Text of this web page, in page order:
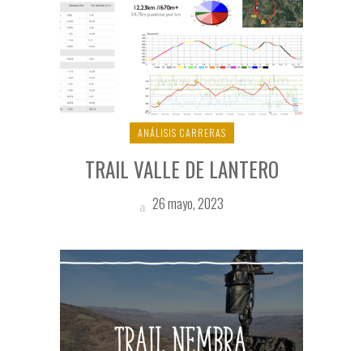
ANÁLISIS CARRERAS
TRAIL VALLE DE LANTERO
26 mayo, 2023